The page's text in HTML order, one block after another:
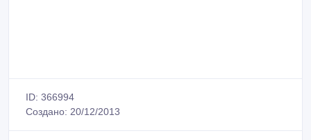
ID: 366994
Создано: 20/12/2013